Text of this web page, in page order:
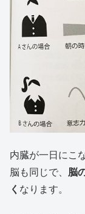
内臓が一日にこ
脳も同じで、 脳
く なります。